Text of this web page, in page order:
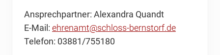
Ansprechpartner: Alexandra Quandt
E-Mail: ehrenamt@schloss-bernstorf.de
Telefon: 03881/755180